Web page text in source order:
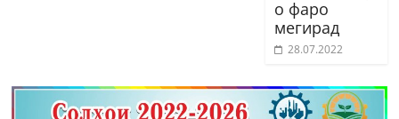
о фаро
мегирад
28.07.2022